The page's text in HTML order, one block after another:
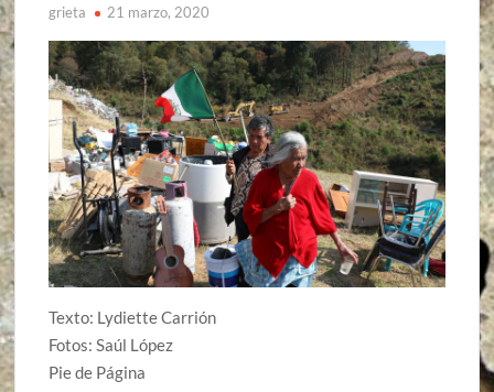
grieta 21 marzo, 2020
Texto: Lydiette Carrión
Fotos: Saúl López
Pie de Página